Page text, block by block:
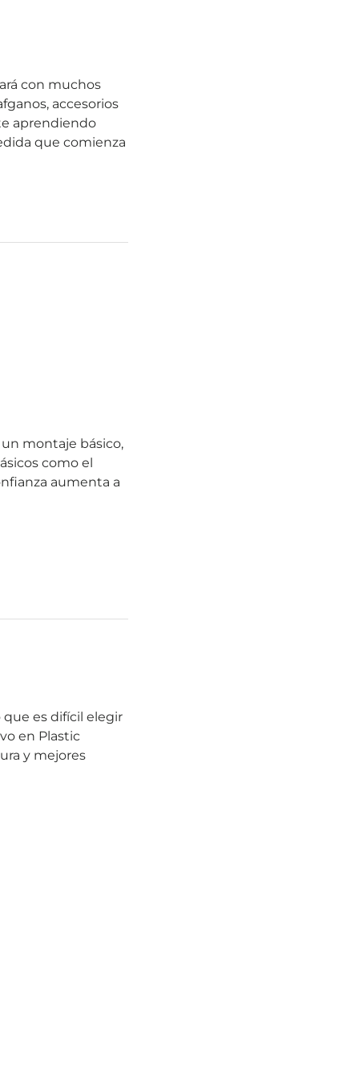
con muchos
accesorios
aprendiendo
que comienza
montaje básico,
como el
aumenta a
es difícil elegir
en Plastic
y mejores